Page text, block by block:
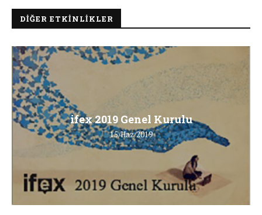
DIĞER ETKINLIKLER
ifex 2019 Genel Kurulu
15/Haz/2019